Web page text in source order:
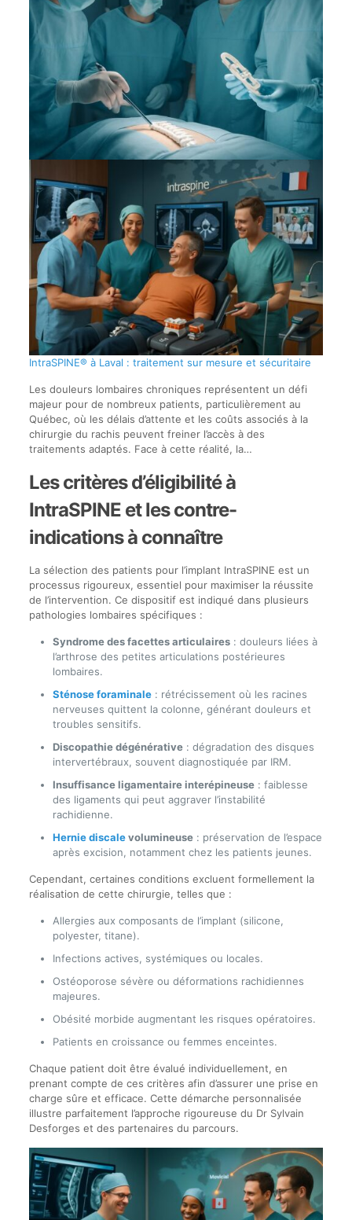
IntraSPINE® à Laval : traitement sur mesure et sécuritaire
Les douleurs lombaires chroniques représentent un défi
majeur pour de nombreux patients, particulièrement au
Québec, où les délais d’attente et les coûts associés à la
chirurgie du rachis peuvent freiner l’accès à des
traitements adaptés. Face à cette réalité, la…
Les critères d’éligibilité à
IntraSPINE et les contre-
indications à connaître
La sélection des patients pour l’implant IntraSPINE est un
processus rigoureux, essentiel pour maximiser la réussite
de l’intervention. Ce dispositif est indiqué dans plusieurs
pathologies lombaires spécifiques :
Syndrome des facettes articulaires: douleurs liées à
l’arthrose des petites articulations postérieures
lombaires.
Sténose foraminale: rétrécissement où les racines
nerveuses quittent la colonne, générant douleurs et
troubles sensitifs.
Discopathie dégénérative: dégradation des disques
intervertébraux, souvent diagnostiquée par IRM.
Insuffisance ligamentaire interépineuse: faiblesse
des ligaments qui peut aggraver l’instabilité
rachidienne.
Hernie discalevolumineuse: préservation de l’espace
après excision, notamment chez les patients jeunes.
Cependant, certaines conditions excluent formellement la
réalisation de cette chirurgie, telles que :
Allergies aux composants de l’implant (silicone,
polyester, titane).
Infections actives, systémiques ou locales.
Ostéoporose sévère ou déformations rachidiennes
majeures.
Obésité morbide augmentant les risques opératoires.
Patients en croissance ou femmes enceintes.
Chaque patient doit être évalué individuellement, en
prenant compte de ces critères afin d’assurer une prise en
charge sûre et efficace. Cette démarche personnalisée
illustre parfaitement l’approche rigoureuse du Dr Sylvain
Desforges et des partenaires du parcours.